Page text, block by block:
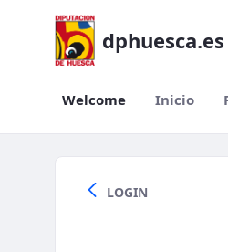
dphuesca.es
Welcome Inicio
Welcome
LOGIN